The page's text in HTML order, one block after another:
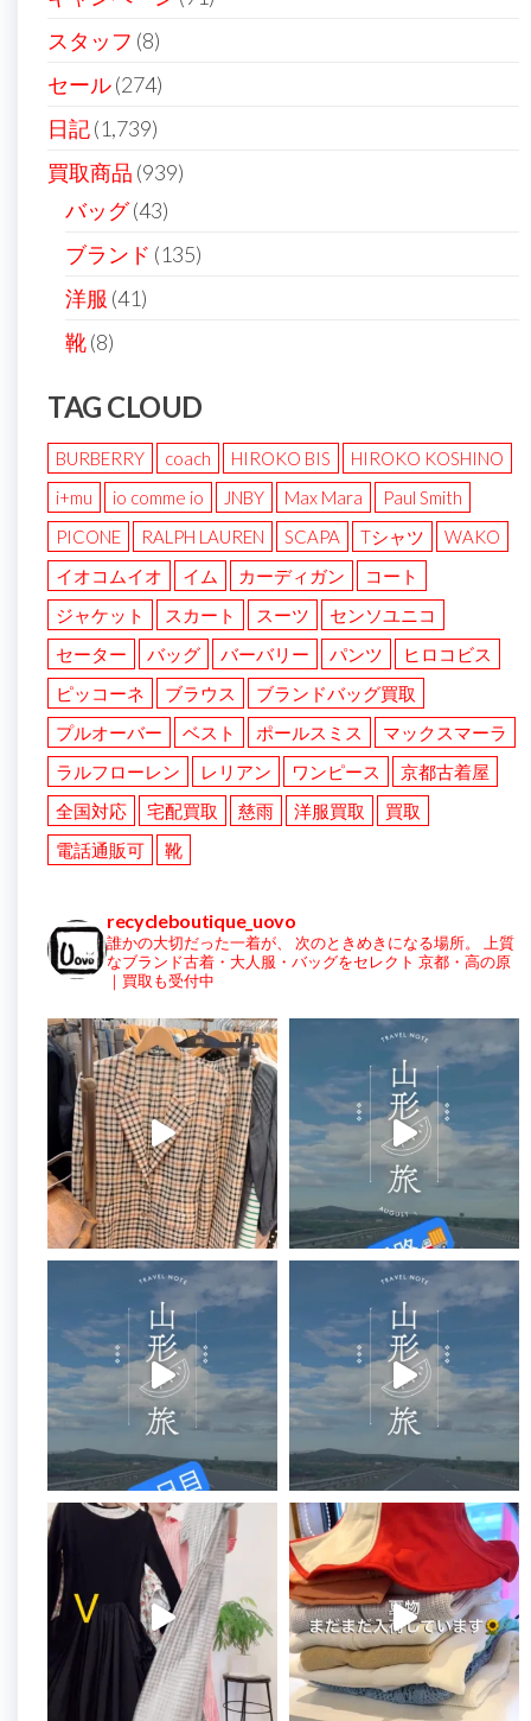
スタッフ (8)
セール(274)
日記(1,739)
買取商品 (939)
バッグ(43)
ブランド (135)
洋服 (41)
靴(8)
TAG CLOUD
BURBERRY coach HIROKO BIS
HIROKO KOSHINO
i+mu
io comme io JNBY Max Mara
Paul Smith
PICONE
RALPH LAUREN SCAPA Tシャツ
WAKO
イオコムイオ
イム カーディガン
コート
ジャケット
スカート スーツ
センソユニコ
セーター
バッグ バーバリー パンツ
ヒロコビス
ピッコーネ
ブラウス
ブランドバッグ買取
プルオーバー
ベスト ポールスミス
マックスマーラ
ラルフローレン
レリアン ワンピース
京都古着屋
全国対応
宅配買取 慈雨 洋服買取
買取
電話通販可
靴
recycleboutique_uovo
誰かの大切だった一着が、 次のときめきになる場所。
上質
なブランド古着・大人服・バッグをセレクト 京都・高の原
｜買取も受付中